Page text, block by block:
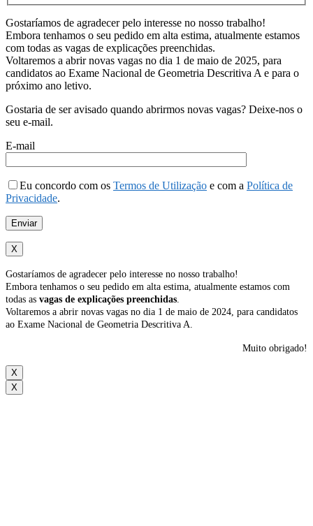
Gostaríamos de agradecer pelo interesse no nosso trabalho!
Embora tenhamos o seu pedido em alta estima, atualmente estamos
com todas as vagas de explicações preenchidas.
Voltaremos a abrir novas vagas no dia 1 de maio de 2025, para
candidatos ao Exame Nacional de Geometria Descritiva A e para o
próximo ano letivo.
Gostaria de ser avisado quando abrirmos novas vagas? Deixe-nos o
seu e-mail.
E-mail
Eu concordo com os Termos de Utilização e com a Política de
Privacidade.
X
Gostaríamos de agradecer pelo interesse no nosso trabalho!
Embora tenhamos o seu pedido em alta estima, atualmente estamos com
todas as vagas de explicações preenchidas
Voltaremos a abrir novas vagas no dia 1 de maio de 2024, para candidatos
ao Exame Nacional de Geometria Descritiva A.
Muito obrigado!
X
X